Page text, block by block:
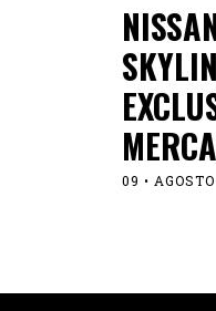
09 •